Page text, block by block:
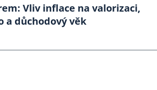
Vliv inflace na valorizaci,
a důchodový věk